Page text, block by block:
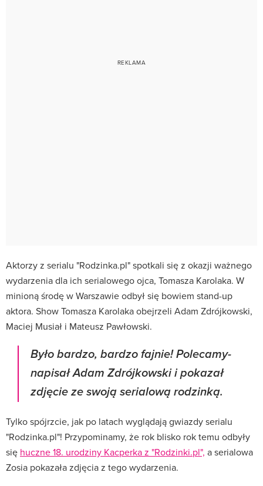
Aktorzy z serialu "Rodzinka.pl" spotkali się z okazji ważnego
wydarzenia dla ich serialowego ojca, Tomasza Karolaka. W
minioną środę w Warszawie odbył się bowiem stand-up
aktora. Show Tomasza Karolaka obejrzeli Adam Zdrójkowski,
Maciej Musiał i Mateusz Pawłowski.
Było bardzo, bardzo fajnie! Polecamy-
napisał Adam Zdrójkowski i pokazał
zdjęcie ze swoją serialową rodzinką.
Tylko spójrzcie, jak po latach wyglądają gwiazdy serialu
"Rodzinka.pl"! Przypominamy, że rok blisko rok temu odbyły
się huczne 18. urodziny Kacperka z "Rodzinki.pl", a serialowa
Zosia pokazała zdjęcia z tego wydarzenia.